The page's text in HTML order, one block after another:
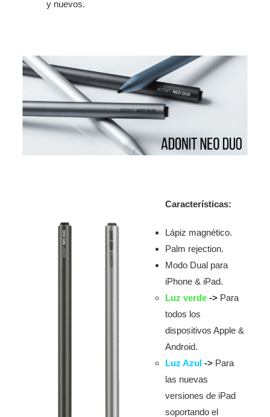
y nuevos.
Características:
Lápiz magnético.
Palm rejection.
Modo Dual para
iPhone & iPad.
Luz verde -> Para
todos los
dispositivos Apple &
Android.
Luz Azul -> Para
las nuevas
versiones de iPad
soportando el